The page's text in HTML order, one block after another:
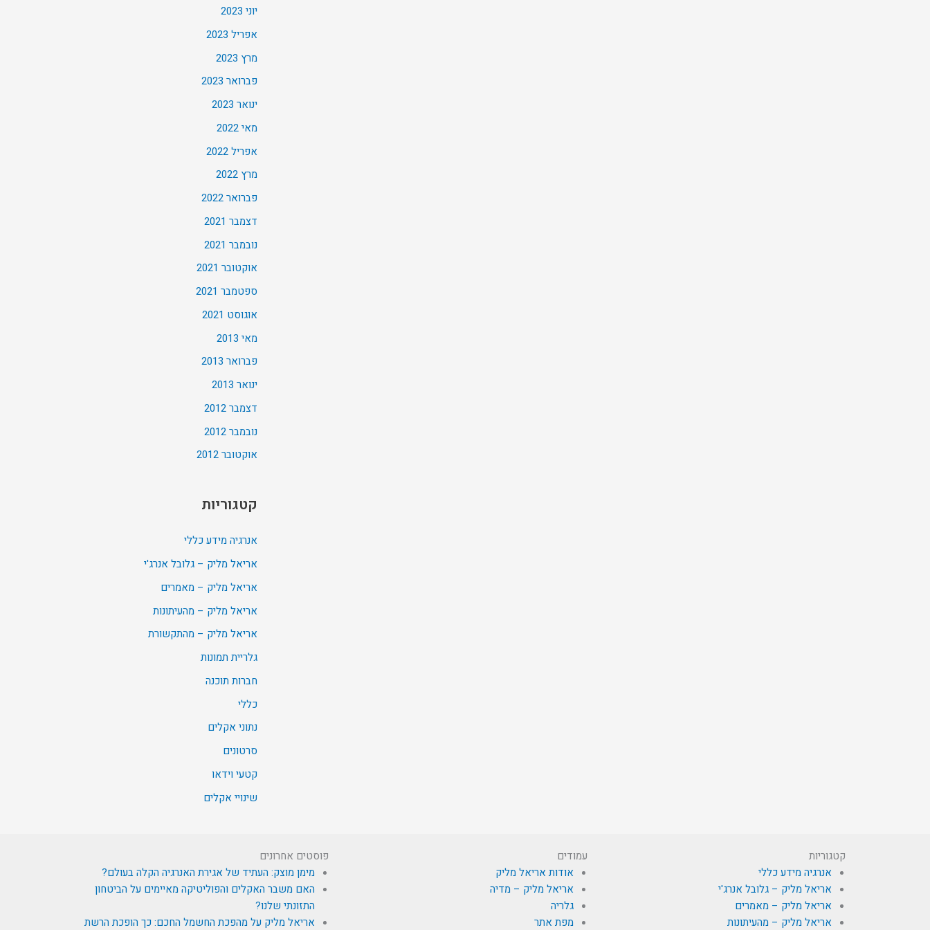
יוני 2023
אפריל 2023
מרץ 2023
פברואר 2023
ינואר 2023
מאי 2022
אפריל 2022
מרץ 2022
פברואר 2022
דצמבר 2021
נובמבר 2021
אוקטובר 2021
ספטמבר 2021
אוגוסט 2021
מאי 2013
פברואר 2013
ינואר 2013
דצמבר 2012
נובמבר 2012
אוקטובר 2012
קטגוריות
אנרגיה מידע כללי
אריאל מליק – גלובל אנרג'י
אריאל מליק – מאמרים
אריאל מליק – מהעיתונות
אריאל מליק – מהתקשורת
גלריית תמונות
חברות תוכנה
כללי
נתוני אקלים
סרטונים
קטעי וידאו
שינויי אקלים
קטגוריות
אנרגיה מידע כללי
אריאל מליק – גלובל אנרג'י
אריאל מליק – מאמרים
אריאל מליק – מהעיתונות
עמודים
אודות אריאל מליק
אריאל מליק – מדיה
גלריה
מפת אתר
פוסטים אחרונים
מימן מוצק: העתיד של אגירת האנרגיה הקלה בעולם?
האם משבר האקלים והפוליטיקה מאיימים על הביטחון
התזונתי שלנו?
אריאל מליק על מהפכת החשמל החכם: כך הופכת הרשת